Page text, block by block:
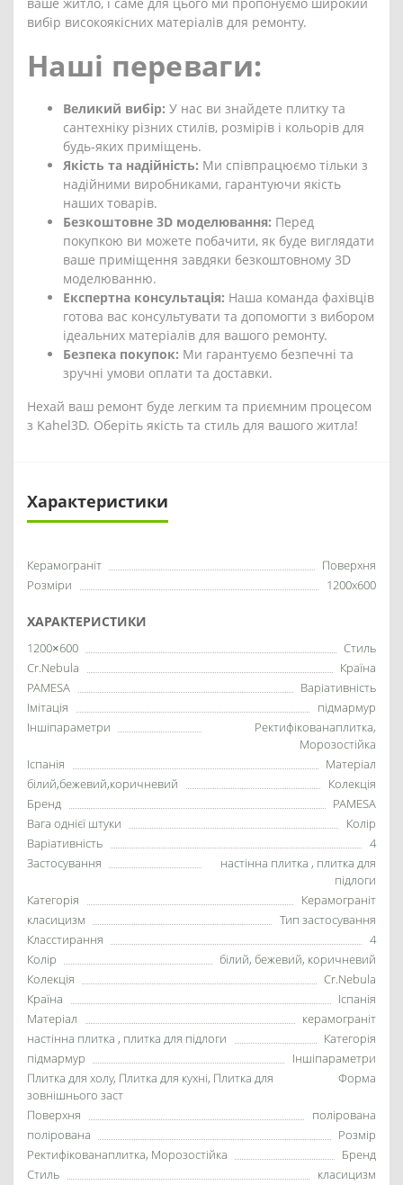
вибір високоякісних матеріалів для ремонту.
Наші переваги:
Великий вибір: У нас ви знайдете плитку та
сантехніку різних стилів, розмірів і кольорів для
будь-яких приміщень.
Якість та надійність: Ми співпрацюємо тільки з
надійними виробниками, гарантуючи якість
наших товарів.
Безкоштовне 3D моделювання: Перед
покупкою ви можете побачити, як буде виглядати
ваше приміщення завдяки безкоштовному 3D
моделюванню.
Експертна консультація: Наша команда фахівців
готова вас консультувати та допомогти з вибором
ідеальних матеріалів для вашого ремонту.
Безпека покупок: Ми гарантуємо безпечні та
зручні умови оплати та доставки.
Нехай ваш ремонт буде легким та приємним процесом
з Kahel3D. Оберіть якість та стиль для вашого житла!
Характеристики
Керамограніт
Поверхня
Розміри
1200x600
ХАРАКТЕРИСТИКИ
1200×600
Стиль
Cr.Nebula
Країна
PAMESA
Варіативність
Імітація
підмармур
Іншіпараметри
Ректифікованаплитка,
Морозостійка
Іспанія
Матеріал
білий,бежевий,коричневий
Колекція
Бренд
PAMESA
Вага однієї штуки
Колір
Варіативність
4
Застосування
настінна плитка , плитка для
підлоги
Категорія
Керамограніт
класицизм
Тип застосування
Класстирання
4
Колір
білий, бежевий, коричневий
Колекція
Cr.Nebula
Країна
Іспанія
Матеріал
керамограніт
настінна плитка , плитка для підлоги
Категорія
підмармур
Іншіпараметри
Плитка для холу, Плитка для кухні, Плитка для
зовнішнього заст
Форма
Поверхня
полірована
полірована
Розмір
Ректифікованаплитка, Морозостійка
Бренд
Стиль
класицизм